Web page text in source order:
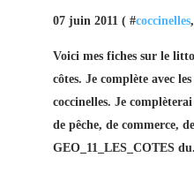
07 juin 2011 ( #coccinelles
Voici mes fiches sur le
côtes. Je complète avec
coccinelles. Je
de pêche, de commerce,
GEO_11_LES_COTES